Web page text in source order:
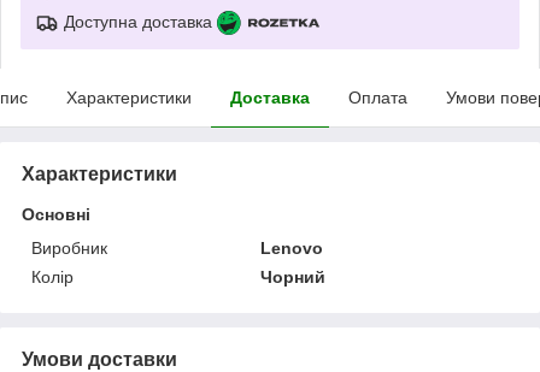
Доступна доставка
Характеристики Доставка Оплата Умови
Характеристики
Основні
Виробник
Lenovo
Колір
Чорний
Умови доставки